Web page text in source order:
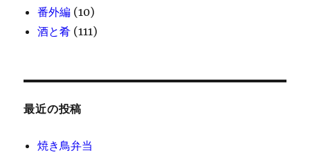
番外編 (10)
酒と肴 (111)
最近の投稿
焼き鳥弁当